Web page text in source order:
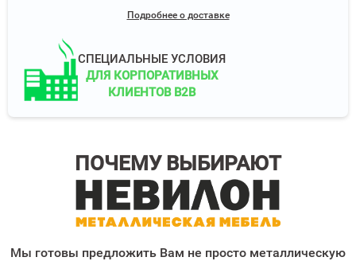
Подробнее о доставке
СПЕЦИАЛЬНЫЕ УСЛОВИЯ
ДЛЯ КОРПОРАТИВНЫХ
КЛИЕНТОВ B2B
ПОЧЕМУ ВЫБИРАЮТ
Мы готовы предложить Вам не просто металлическую